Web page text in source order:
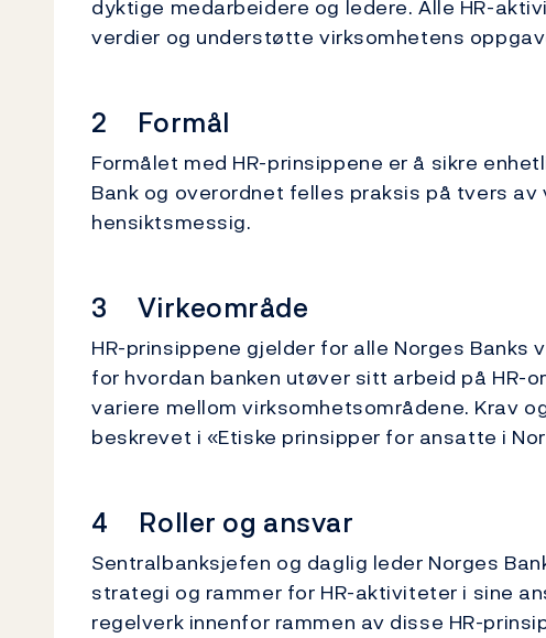
dyktige medarbeidere og ledere. Alle HR-
verdier og understøtte virksomhetens
2 Formål
Formålet med HR-prinsippene er å sikre
Bank og overordnet felles praksis på tvers
hensiktsmessig.
3 Virkeområde
HR-prinsippene gjelder for alle Norges
for hvordan banken utøver sitt arbeid på HR-
variere mellom virksomhetsområdene. Krav
beskrevet i «Etiske prinsipper for ansatte i
4 Roller og ansvar
Sentralbanksjefen og daglig leder Norges
strategi og rammer for HR-aktiviteter i sine
regelverk innenfor rammen av disse HR-